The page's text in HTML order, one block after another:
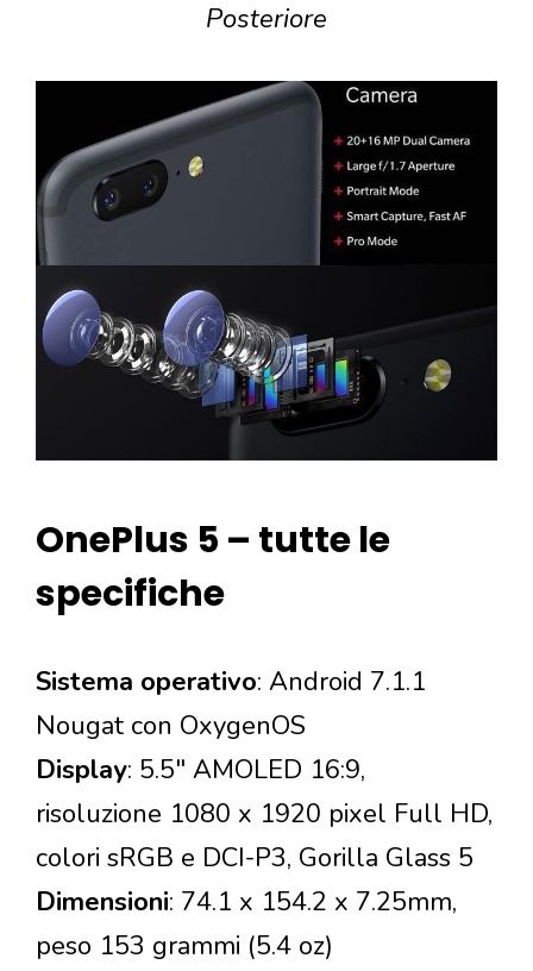
Posteriore
OnePlus 5 – tutte le
specifiche
Sistema operativo: Android 7.1.1
Nougat con OxygenOS
Display: 5.5" AMOLED 16:9,
risoluzione 1080 x 1920 pixel Full HD,
colori sRGB e DCI-P3, Gorilla Glass 5
Dimensioni: 74.1 x 154.2 x 7.25mm,
peso 153 grammi (5.4 oz)